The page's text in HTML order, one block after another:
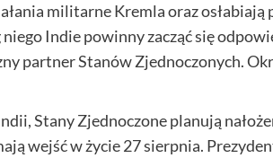
militarne Kremla oraz
Indie powinny zacząć się
partner Stanów Zjednoczonych.
Stany Zjednoczone planują
wejść w życie 27 sierpnia.